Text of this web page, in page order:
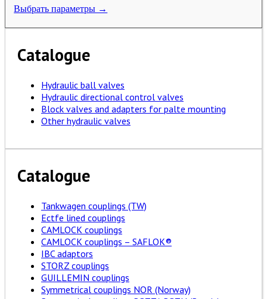
Выбрать параметры →
Catalogue
Hydraulic ball valves
Hydraulic directional control valves
Block valves and adapters for palte mounting
Other hydraulic valves
Catalogue
Tankwagen couplings (TW)
Ectfe lined couplings
CAMLOCK couplings
CAMLOCK couplings – SAFLOK®
IBC adaptors
STORZ couplings
GUILLEMIN couplings
Symmetrical couplings NOR (Norway)